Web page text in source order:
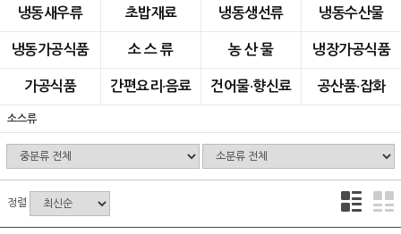
냉동새우류 초밥재료 냉동생선류 냉동수산물
냉동가공식품 소 스 류 농 산 물 냉장가공식품
가공식품 간편요리·음료 건어물·향신료 공산품·잡화
소스류
정렬